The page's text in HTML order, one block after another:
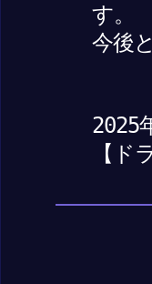
す。
今後
2025
【ド